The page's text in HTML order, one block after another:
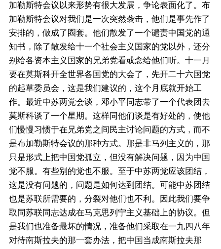
加勒斯特会议以来形势有很大发展，争论表面化了。布
加勒斯特会议对我们是一次突然袭击，他们是事先作了
安排的，做成了圈套。他们散发了一个谴责中国党的通
知书，除了散发给十一个社会主义国家的党以外，还分
别给各资本主义国家的兄弟党看或念给他们听。十一月
要在莫斯科开全世界各国党的大会了，先开二十六国党
的起草委员会，这是我们建议的，这个月底就开始工
作。最近中苏两党会谈，邓小平同志带了一个代表团去
莫斯科谈了一个星期。这样同他们谈是有好处的，使他
们慢慢习惯于在兄弟党之间民主讨论问题的方式，而不
是布加勒斯特会议的那种方式。那是非马列主义的，那
只是形式上把中国党孤立，但没有解决问题，因为中国
党不服。有些别的党也不服。至于中苏两党应该团结，
这是没有问题的，问题是如何达到团结。可能中苏团结
也是苏联所需要的，分裂对他们也不利。因此我们要争
取同苏联同志达成在马克思列宁主义基础上的协议。但
是我们也准备最坏的情况，准备他们采取在一九四八年
对待南斯拉夫的那一套办法，把中国当成南斯拉夫那